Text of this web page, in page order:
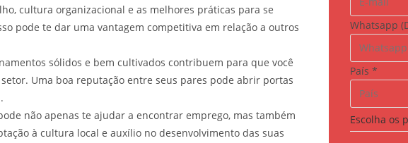
cultura organizacional e as melhores práticas para se
pode te dar uma vantagem competitiva em relação a outros
sólidos e bem cultivados contribuem para que você
Uma boa reputação entre seus pares pode abrir portas
não apenas te ajudar a encontrar emprego, mas também
à cultura local e auxílio no desenvolvimento das suas
a
o
m
Whatsapp
País*
Escolha os